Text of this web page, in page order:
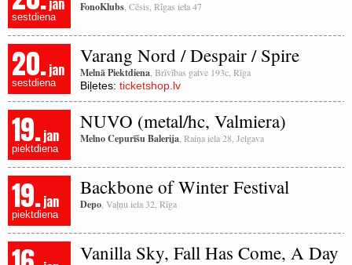
jan
sestdiena
FonoKlubs , Cēsis, Rīgas iela 47
20.jan
sestdiena
Varang Nord / Despair / Spire
Melnā Piektdiena , Brīvības gatve 193c, Rīga
Biļetes: ticketshop.lv
19.jan
piektdiena
NUVO (metal/hc, Valmiera)
Melno Cepurīšu Balerija , Raiņa iela 28, Jelgava
19.jan
piektdiena
Backbone of Winter Festival
Depo , Vaļņu iela 32, Rīga
Vanilla Sky, Fall Has Come, A Day